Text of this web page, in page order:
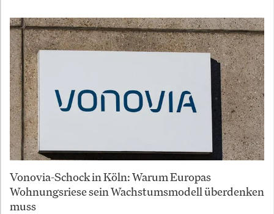
Vonovia-Schock in Köln: Warum Europas
Wohnungsriese sein Wachstumsmodell überdenken
muss